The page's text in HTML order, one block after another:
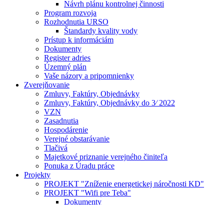
Návrh plánu kontrolnej činnosti
Program rozvoja
Rozhodnutia URSO
Štandardy kvality vody
Prístup k informáciám
Dokumenty
Register adries
Územný plán
Vaše názory a pripomnienky
Zverejňovanie
Zmluvy, Faktúry, Objednávky
Zmluvy, Faktúry, Objednávky do 3⁄ 2022
VZN
Zasadnutia
Hospodárenie
Verejné obstarávanie
Tlačivá
Majetkové priznanie verejného činiteľa
Ponuka z Úradu práce
Projekty
PROJEKT "Zníženie energetickej náročnosti KD"
PROJEKT "Wifi pre Teba"
Dokumenty